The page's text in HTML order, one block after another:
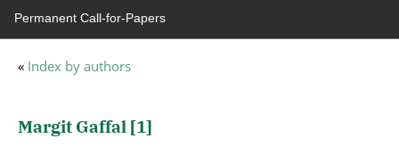
Permanent Call-for-Papers
« Index by authors
Margit Gaffal [1]